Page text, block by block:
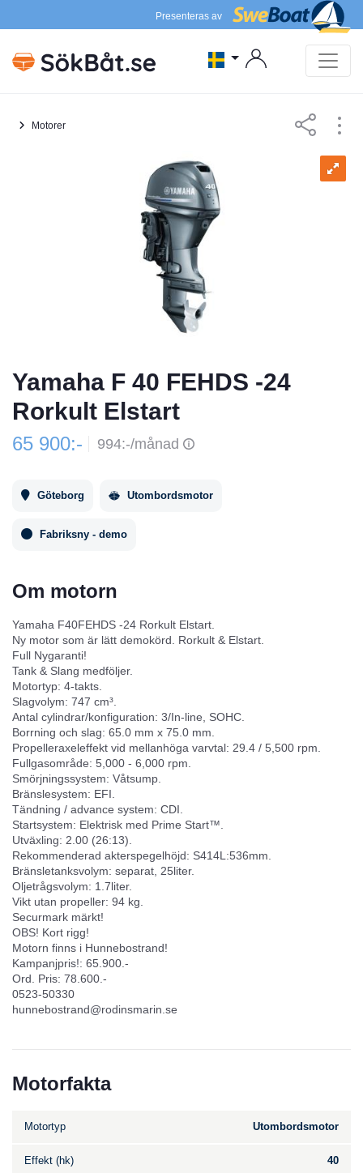
Presenteras av
Motorer
Yamaha F 40 FEHDS -24
Rorkult Elstart
65 900:- 994:-/månad
Göteborg Utombordsmotor
Fabriksny - demo
Om motorn
Yamaha F40FEHDS -24 Rorkult Elstart.
Ny motor som är lätt demokörd. Rorkult & Elstart.
Full Nygaranti!
Tank & Slang medföljer.
Motortyp: 4-takts.
Slagvolym: 747 cm³.
Antal cylindrar/konfiguration: 3/In-line, SOHC.
Borrning och slag: 65.0 mm x 75.0 mm.
Propelleraxeleffekt vid mellanhöga varvtal: 29.4 / 5,500 rpm.
Fullgasområde: 5,000 - 6,000 rpm.
Smörjningssystem: Våtsump.
Bränslesystem: EFI.
Tändning / advance system: CDI.
Startsystem: Elektrisk med Prime Start™.
Utväxling: 2.00 (26:13).
Rekommenderad akterspegelhöjd: S414L:536mm.
Bränsletanksvolym: separat, 25liter.
Oljetrågsvolym: 1.7liter.
Vikt utan propeller: 94 kg.
Securmark märkt!
OBS! Kort rigg!
Motorn finns i Hunnebostrand!
Kampanjpris!: 65.900.-
Ord. Pris: 78.600.-
0523-50330
hunnebostrand@rodinsmarin.se
Motorfakta
Motortyp Utombordsmotor
Effekt (hk) 40